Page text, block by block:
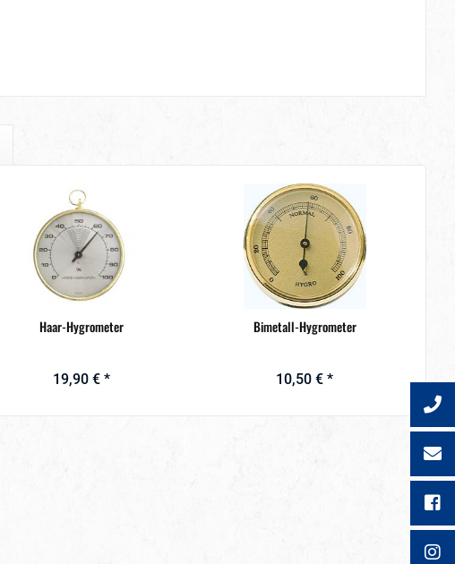
Haar-Hygrometer
19,90 € *
Bimetall-Hygrometer
10,50 € *